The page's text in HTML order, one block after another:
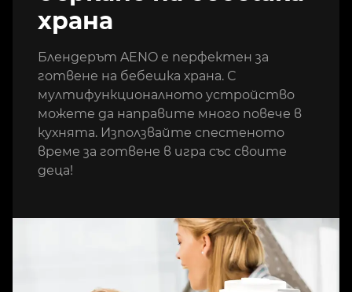
храна
Блендерът AENO е перфектен за
готвене на бебешка храна. С
мултифункционалното устройство
можете да направите много повече в
кухнята. Използвайте спестеното
време за готвене в игра със своите
деца!